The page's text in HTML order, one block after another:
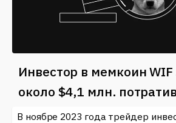
Инвестор в мемкоин WIF
около $4,1 млн.
В ноябре 2023 года трейдер